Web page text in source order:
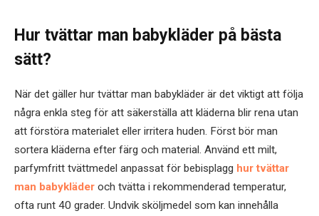
Hur tvättar man babykläder på bästa
sätt?
När det gäller hur tvättar man babykläder är det viktigt att följa
några enkla steg för att säkerställa att kläderna blir rena utan
att förstöra materialet eller irritera huden. Först bör man
sortera kläderna efter färg och material. Använd ett milt,
parfymfritt tvättmedel anpassat för bebisplagg hur tvättar
man babykläder och tvätta i rekommenderad temperatur,
ofta runt 40 grader. Undvik sköljmedel som kan innehålla